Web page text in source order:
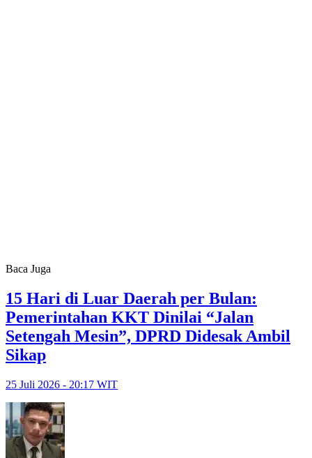
Baca Juga
15 Hari di Luar Daerah per Bulan:
Pemerintahan KKT Dinilai “Jalan
Setengah Mesin”, DPRD Didesak Ambil
Sikap
25 Juli 2026 - 20:17 WIT